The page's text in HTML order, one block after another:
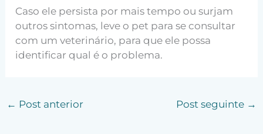
Caso ele persista por mais tempo ou surjam
outros sintomas, leve o pet para se consultar
com um veterinário, para que ele possa
identificar qual é o problema.
← Post anterior Post seguinte →